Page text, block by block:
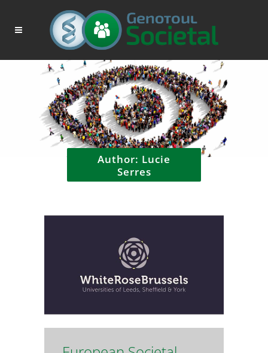
Author: Lucie
Serres